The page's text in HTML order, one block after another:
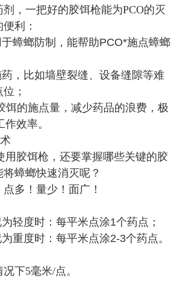
剂，一把好的胶饵枪能为PCO的灭
利：
蟑螂防制，能帮助PCO*施点蟑螂
，比如墙壁裂缝、设备缝隙等难
；
饵的施点量，减少药品的浪费，极
效率。
用胶饵枪，还要掌握哪些关键的胶
蟑螂快速消灭呢？
多！量少！面广！
轻度时：每平米点涂1个药点；
重度时：每平米点涂2-3个药点。
况下5毫米/点。